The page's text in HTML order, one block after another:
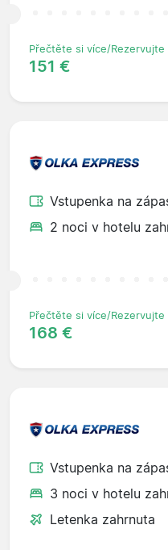
Přečtěte si více/Rezervujte
151 €
Vstupenka na
2 noci v hotelu
Přečtěte si více/Rezervujte
168 €
Vstupenka na
3 noci v hotelu
Letenka zahrnuta